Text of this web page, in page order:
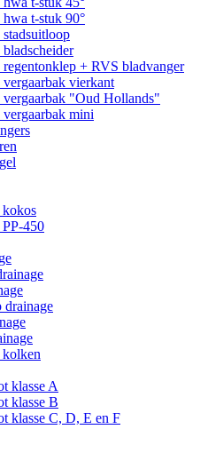
t-stuk 90°
+ RVS bladvanger
vierkant
vergaarbak "Oud Hollands"
mini
kokos
450
klasse A
klasse B
klasse C, D, E en F